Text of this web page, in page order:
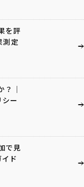
を評
測定
？｜
ー
で見
ド